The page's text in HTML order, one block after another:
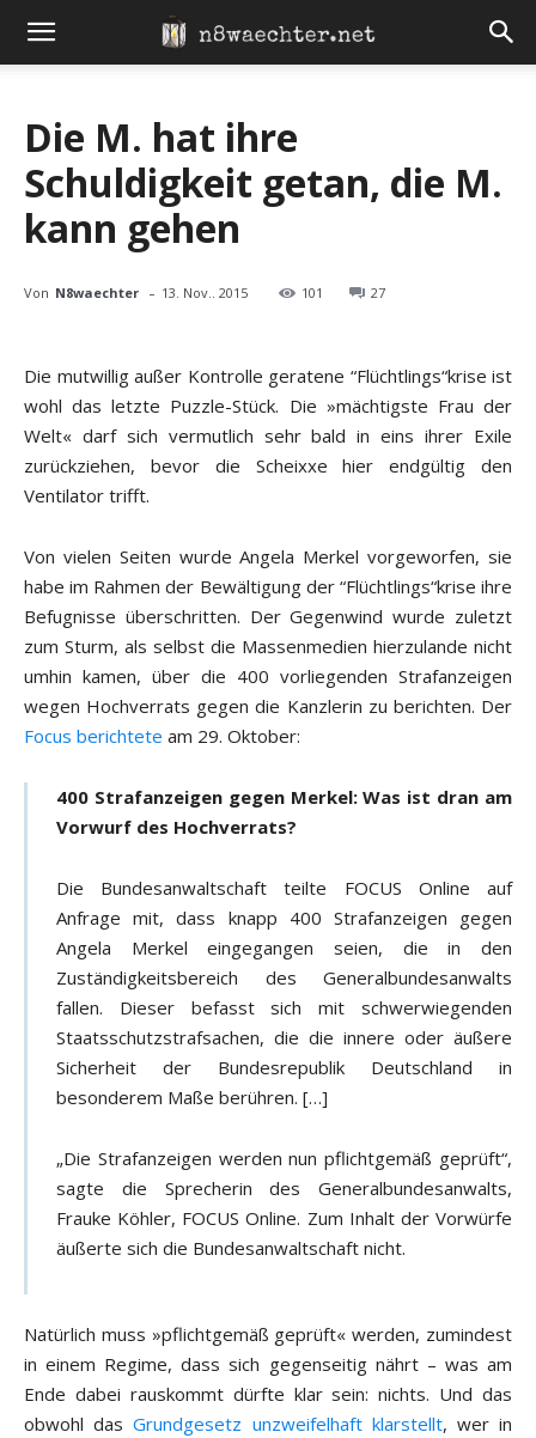
Die M. hat ihre
Schuldigkeit getan, die M.
kann gehen
Von N8waechter - 13. Nov.. 2015 101 27
Die mutwillig außer Kontrolle geratene “Flüchtlings“krise ist
wohl das letzte Puzzle-Stück. Die »mächtigste Frau der
Welt« darf sich vermutlich sehr bald in eins ihrer Exile
zurückziehen, bevor die Scheixxe hier endgültig den
Ventilator trifft.
Von vielen Seiten wurde Angela Merkel vorgeworfen, sie
habe im Rahmen der Bewältigung der “Flüchtlings“krise ihre
Befugnisse überschritten. Der Gegenwind wurde zuletzt
zum Sturm, als selbst die Massenmedien hierzulande nicht
umhin kamen, über die 400 vorliegenden Strafanzeigen
wegen Hochverrats gegen die Kanzlerin zu berichten. Der
Focus berichtete am 29. Oktober:
400 Strafanzeigen gegen Merkel: Was ist dran am
Vorwurf des Hochverrats?
Die Bundesanwaltschaft teilte FOCUS Online auf
Anfrage mit, dass knapp 400 Strafanzeigen gegen
Angela Merkel eingegangen seien, die in den
Zuständigkeitsbereich des Generalbundesanwalts
fallen. Dieser befasst sich mit schwerwiegenden
Staatsschutzstrafsachen, die die innere oder äußere
Sicherheit der Bundesrepublik Deutschland in
besonderem Maße berühren. […]
„Die Strafanzeigen werden nun pflichtgemäß geprüft“,
sagte die Sprecherin des Generalbundesanwalts,
Frauke Köhler, FOCUS Online. Zum Inhalt der Vorwürfe
äußerte sich die Bundesanwaltschaft nicht.
Natürlich muss »pflichtgemäß geprüft« werden, zumindest
in einem Regime, dass sich gegenseitig nährt – was am
Ende dabei rauskommt dürfte klar sein: nichts. Und das
obwohl dasGrundgesetz unzweifelhaft klarstellt, wer in